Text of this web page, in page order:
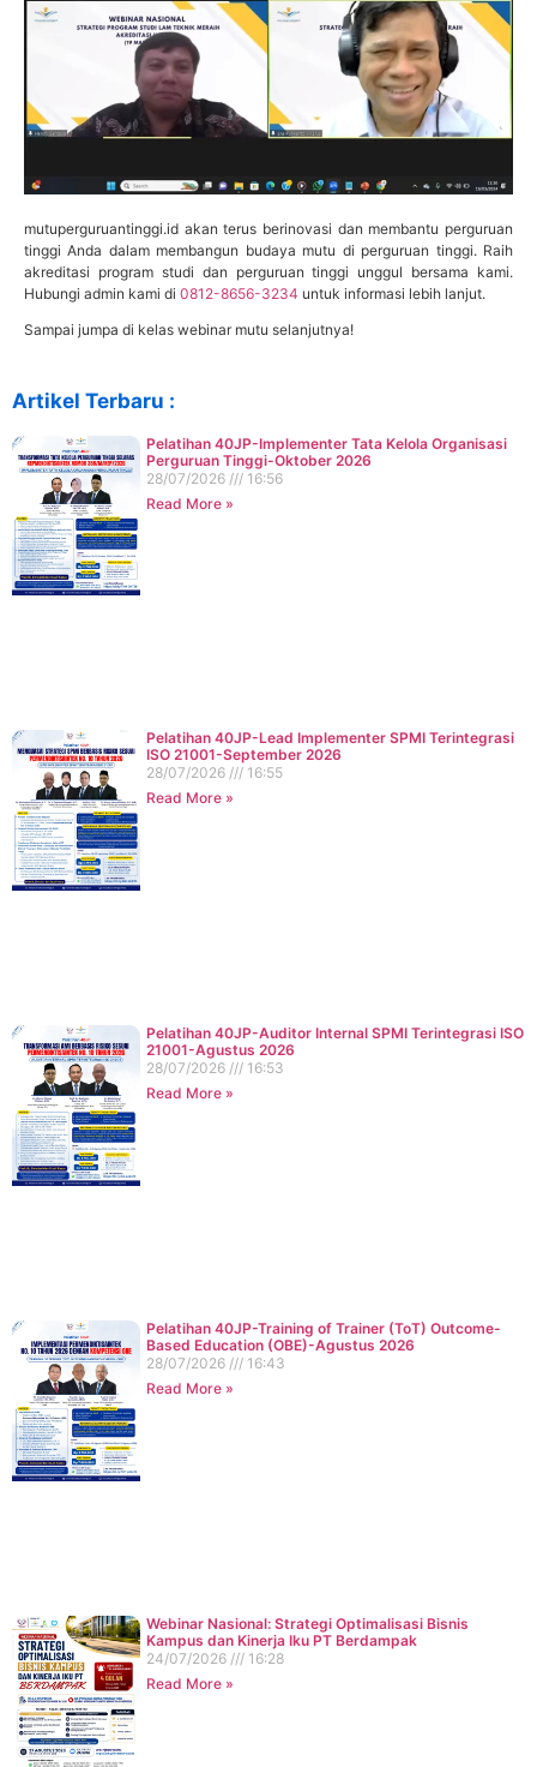
mutuperguruantinggi.id akan terus berinovasi dan membantu perguruan
tinggi Anda dalam membangun budaya mutu di perguruan tinggi. Raih
akreditasi program studi dan perguruan tinggi unggul bersama kami.
Hubungi admin kami di 0812-8656-3234 untuk informasi lebih lanjut.
Sampai jumpa di kelas webinar mutu selanjutnya!
Artikel Terbaru :
Pelatihan 40JP-Implementer Tata Kelola Organisasi
Perguruan Tinggi-Oktober 2026
28/07/2026
16:56
Read More »
Pelatihan 40JP-Lead Implementer SPMI Terintegrasi
ISO 21001-September 2026
28/07/2026
16:55
Read More »
Pelatihan 40JP-Auditor Internal SPMI Terintegrasi ISO
21001-Agustus 2026
28/07/2026
16:53
Read More »
Pelatihan 40JP-Training of Trainer (ToT) Outcome-
Based Education (OBE)-Agustus 2026
28/07/2026
16:43
Read More »
Webinar Nasional: Strategi Optimalisasi Bisnis
Kampus dan Kinerja Iku PT Berdampak
24/07/2026
16:28
Read More »